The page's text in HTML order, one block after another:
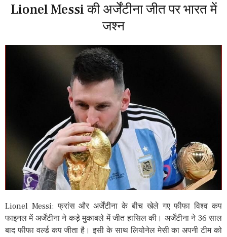
Lionel Messi की अर्जेंटीना जीत पर भारत में
जश्न
Lionel Messi: फ्रांस और अर्जेंटीना के बीच खेले गए फीफा विश्व कप
फाइनल में अर्जेंटीना ने कड़े मुकाबले में जीत हासिल की। अर्जेंटीना ने 36 साल
बाद फीफा वर्ल्ड कप जीता है। इसी के साथ लियोनेल मेसी का अपनी टीम को